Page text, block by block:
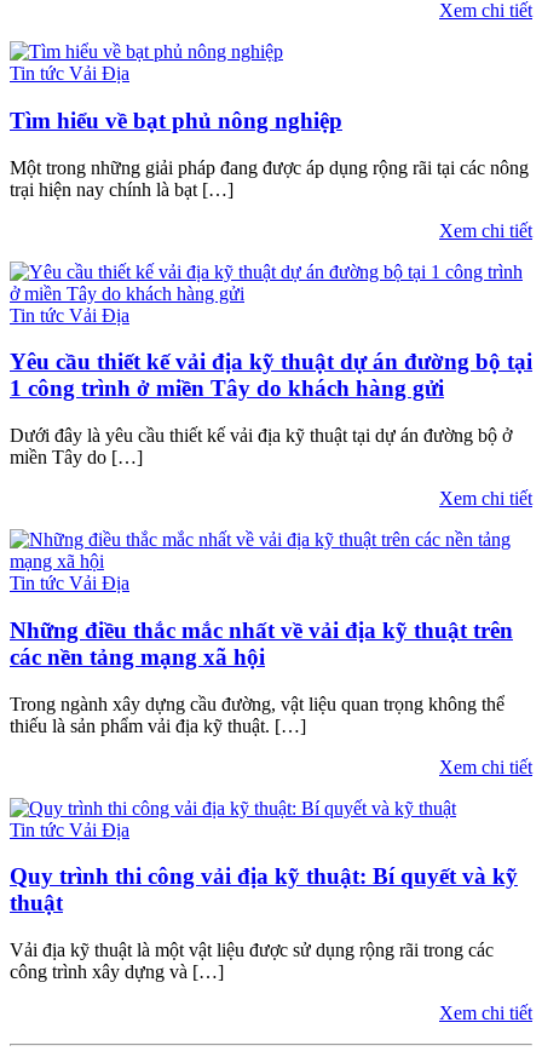
Xem chi tiết
Tin tức Vải Địa
Tìm hiểu về bạt phủ nông nghiệp
Một trong những giải pháp đang được áp dụng rộng rãi tại các nông
trại hiện nay chính là bạt […]
Xem chi tiết
Tin tức Vải Địa
Yêu cầu thiết kế vải địa kỹ thuật dự án đường bộ tại
1 công trình ở miền Tây do khách hàng gửi
Dưới đây là yêu cầu thiết kế vải địa kỹ thuật tại dự án đường bộ ở
miền Tây do […]
Xem chi tiết
Tin tức Vải Địa
Những điều thắc mắc nhất về vải địa kỹ thuật trên
các nền tảng mạng xã hội
Trong ngành xây dựng cầu đường, vật liệu quan trọng không thể
thiếu là sản phẩm vải địa kỹ thuật. […]
Xem chi tiết
Tin tức Vải Địa
Quy trình thi công vải địa kỹ thuật: Bí quyết và kỹ
thuật
Vải địa kỹ thuật là một vật liệu được sử dụng rộng rãi trong các
công trình xây dựng và […]
Xem chi tiết